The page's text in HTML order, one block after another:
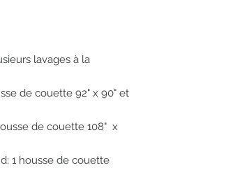
lavages à la
de couette 92" x 90" et
de couette 108" x
1 housse de couette